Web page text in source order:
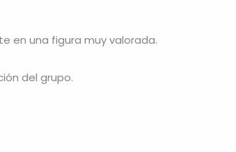
en una figura muy valorada.
del grupo.